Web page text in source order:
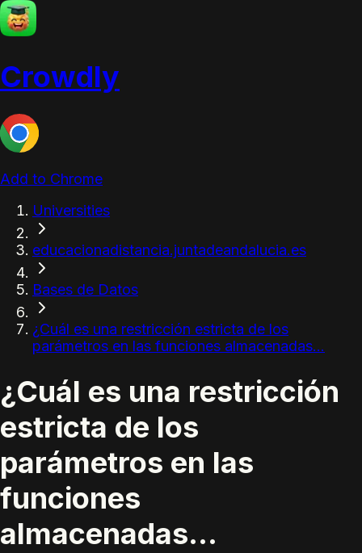
Crowdly
Add to Chrome
Universities
educacionadistancia.juntadeandalucia.es
Bases de Datos
¿Cuál es una restricción estricta de los
parámetros en las funciones almacenadas...
¿Cuál es una restricción
estricta de los
parámetros en las
funciones
almacenadas...